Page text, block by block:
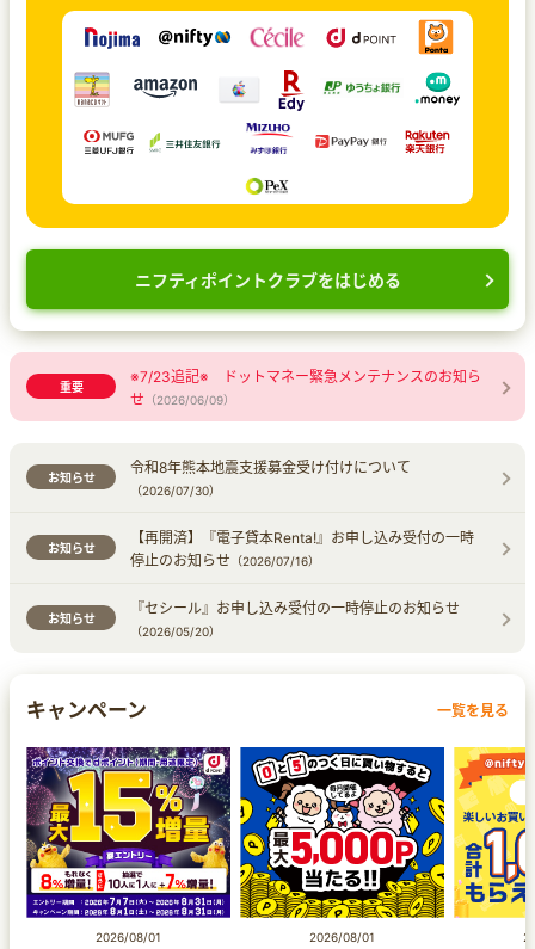
ニフティポイントクラブをはじめる
重要
※7/23追記※ ドットマネー緊急メンテナンスのお知ら
せ （2026/06/09）
お知らせ
令和8年熊本地震支援募金受け付けについて
（2026/07/30）
お知らせ
【再開済】『電子貸本Renta!』お申し込み受付の一時
停止のお知らせ （2026/07/16）
お知らせ
『セシール』お申し込み受付の一時停止のお知らせ
（2026/05/20）
キャンペーン 一覧を見る
2026/08/01 2026/08/01